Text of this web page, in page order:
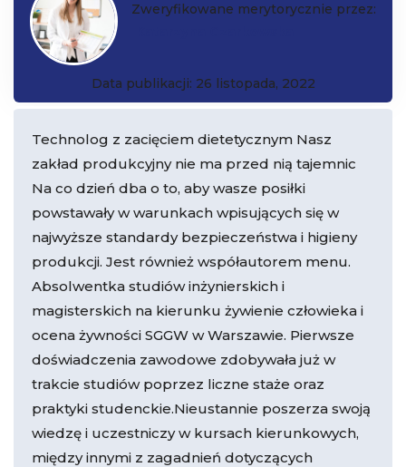
Zweryfikowane merytorycznie przez:
Data publikacji: 26 listopada, 2022
Technolog z zacięciem dietetycznym Nasz
zakład produkcyjny nie ma przed nią tajemnic
Na co dzień dba o to, aby wasze posiłki
powstawały w warunkach wpisujących się w
najwyższe standardy bezpieczeństwa i higieny
produkcji. Jest również współautorem menu.
Absolwentka studiów inżynierskich i
magisterskich na kierunku żywienie człowieka i
ocena żywności SGGW w Warszawie. Pierwsze
doświadczenia zawodowe zdobywała już w
trakcie studiów poprzez liczne staże oraz
praktyki studenckie.Nieustannie poszerza swoją
wiedzę i uczestniczy w kursach kierunkowych,
między innymi z zagadnień dotyczących